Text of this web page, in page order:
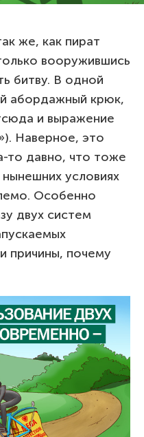
же, как пират
вооружившись
битву. В одной
абордажный крюк,
и выражение
Наверное, это
то давно, что тоже
условиях
Особенно
двух систем
причины, почему